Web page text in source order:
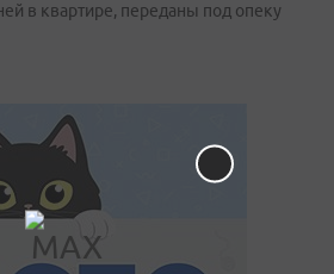
в квартире, переданы под опеку